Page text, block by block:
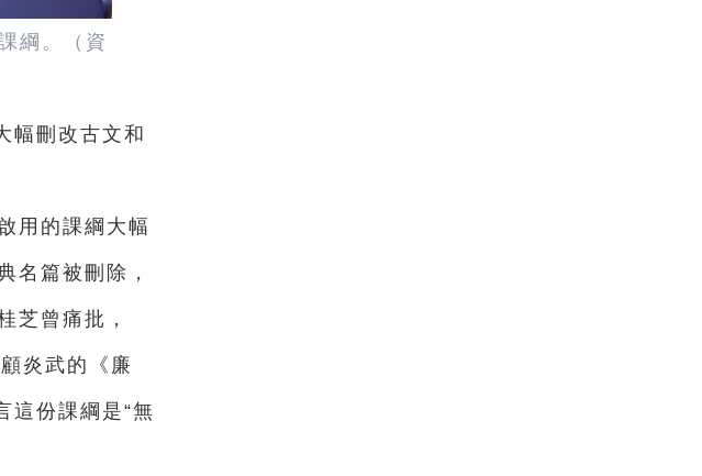
綱。（資
幅刪改古文和
用的課綱大幅
名篇被刪除，
芝曾痛批，
炎武的《廉
這份課綱是“無